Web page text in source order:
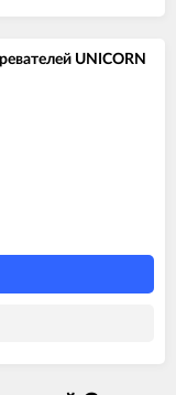
UNICORN